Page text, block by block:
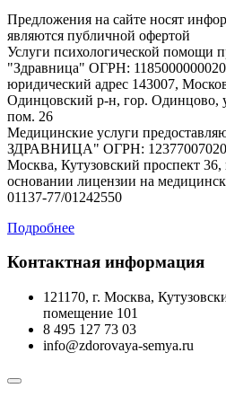
Предложения на сайте носят
являются публичной офертой
Услуги психологической помощи
"Здравница" ОГРН:
юридический адрес 143007,
Одинцовский р-н, гор. Одинцово,
пом. 26
Медицинские услуги
ЗДРАВНИЦА" ОГРН:
Москва, Кутузовский проспект
основании лицензии на
01137-77/01242550
Подробнее
Контактная информация
121170, г. Москва,
помещение 101
‪8 495 127 73 03
info@zdorovaya-semya.ru